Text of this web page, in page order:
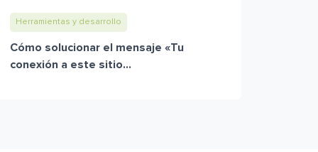
Herramientas y desarrollo
Cómo solucionar el mensaje «Tu
conexión a este sitio...